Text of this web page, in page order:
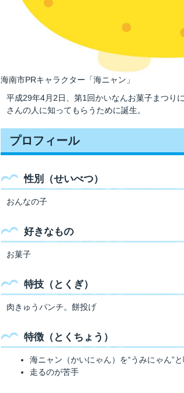
海南市PRキャラクター「海ニャン」
平成29年4月2日、第1回かいなんお菓子まつり
さんの人に知ってもらうために誕生。
プロフィール
性別（せいべつ）
おんなの子
好きなもの
お菓子
特技（とくぎ）
肉きゅうパンチ。餅投げ
特徴（とくちょう）
海ニャン（かいにゃん）を“うみにゃん”
走るのが苦手